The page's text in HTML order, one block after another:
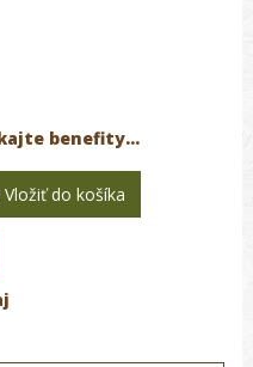
benefity...
Vložiť do košíka